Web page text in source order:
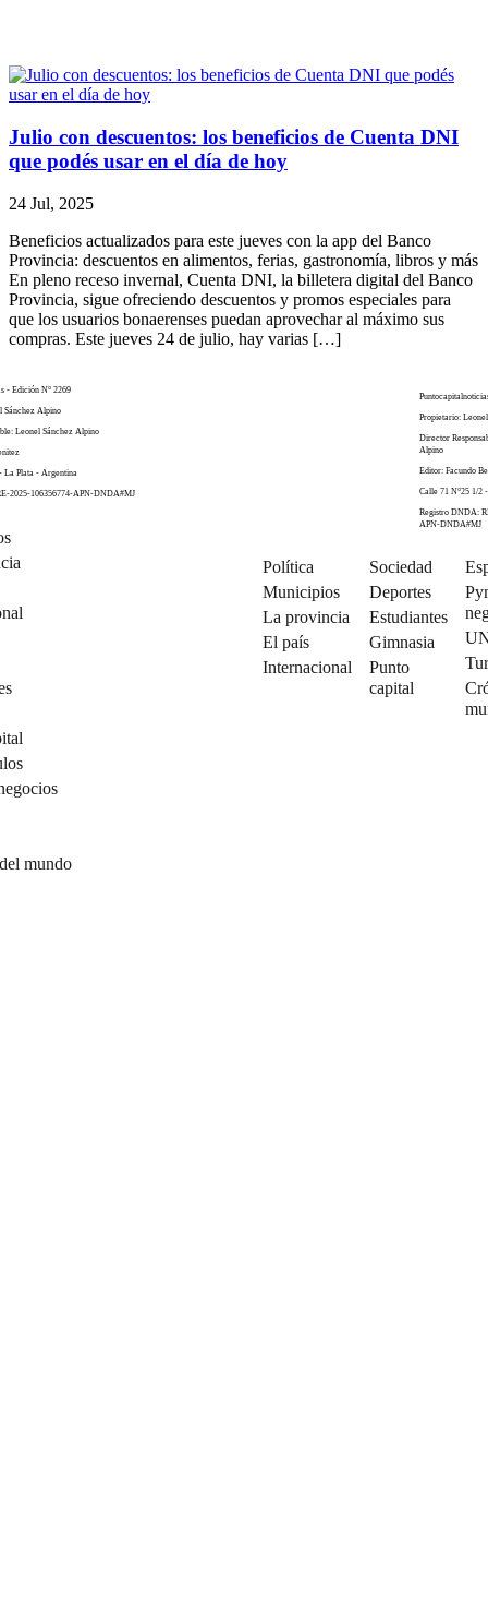
Julio con descuentos: los beneficios de Cuenta DNI
que podés usar en el día de hoy
24 Jul, 2025
Beneficios actualizados para este jueves con la app del Banco
Provincia: descuentos en alimentos, ferias, gastronomía, libros y más
En pleno receso invernal, Cuenta DNI, la billetera digital del Banco
Provincia, sigue ofreciendo descuentos y promos especiales para
que los usuarios bonaerenses puedan aprovechar al máximo sus
compras. Este jueves 24 de julio, hay varias […]
- Edición N° 2269
Sánchez Alpino
Leonel Sánchez Alpino
La Plata - Argentina
2025-106356774-APN-DNDA#MJ
mundo
Propietario:
Director
Alpino
Editor: Facundo
Calle 71 N°25 1/2
Registro DNDA:
APN-DNDA#MJ
Política
Municipios
La provincia
El país
Internacional
Sociedad
Deportes
Estudiantes
Gimnasia
Punto
capital